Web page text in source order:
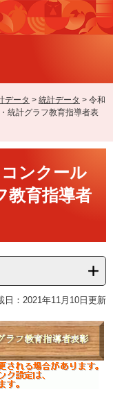
データ > 統計データ > 令和
統計グラフ教育指導者表
ンクール
教育指導者
日：2021年11月10日更新